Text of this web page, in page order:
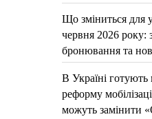
Що зміниться для
червня 2026 року:
бронювання та
В Україні
реформу
можуть замінити